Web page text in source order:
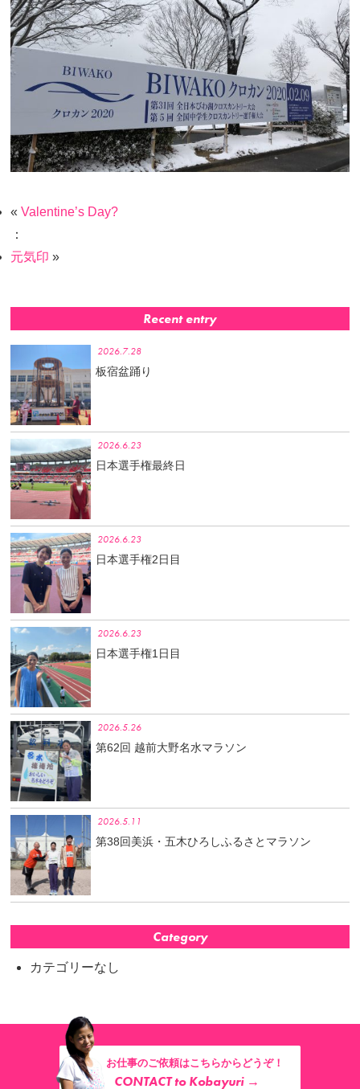
«Valentine’s Day?
：
元気印 »
Recent entry
2026.7.28
板宿盆踊り
2026.6.23
日本選手権最終日
2026.6.23
日本選手権2日目
2026.6.23
日本選手権1日目
2026.5.26
第62回 越前大野名水マラソン
2026.5.11
第38回美浜・五木ひろしふるさとマラソン
Category
カテゴリーなし
お仕事のご依頼はこちらからどうぞ！
CONTACT to Kobayuri →